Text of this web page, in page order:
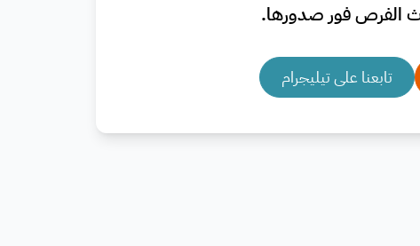
الفرص فور صدورها.
تابعنا على تيليجرام